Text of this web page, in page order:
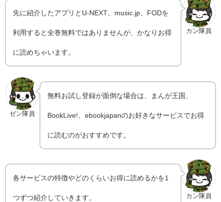
カン隊員
先に紹介したアプリとU-NEXT、music.jp、FODを
利用すると全巻無料ではありませんが、かなりお得
に読めちゃいます。
ゼン隊員
無料お試し登録が面倒な場合は、まんが王国、
BookLive!、ebookjapanのお好きなサービスでお得
に読むのがおすすめです。
カン隊員
各サービスの特徴やどのくらいお得に読めるかを1
つずつ紹介していきます。